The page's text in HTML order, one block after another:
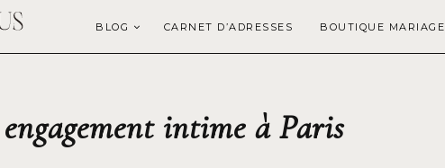
BLOG CARNET D’ADRESSES BOUTIQUE MARIAGE
engagement intime à Paris